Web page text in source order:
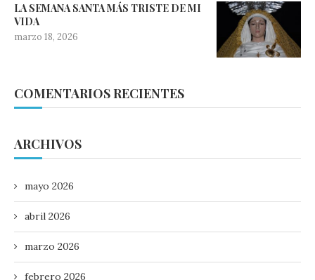
LA SEMANA SANTA MÁS TRISTE DE MI
VIDA
marzo 18, 2026
COMENTARIOS RECIENTES
ARCHIVOS
mayo 2026
abril 2026
marzo 2026
febrero 2026